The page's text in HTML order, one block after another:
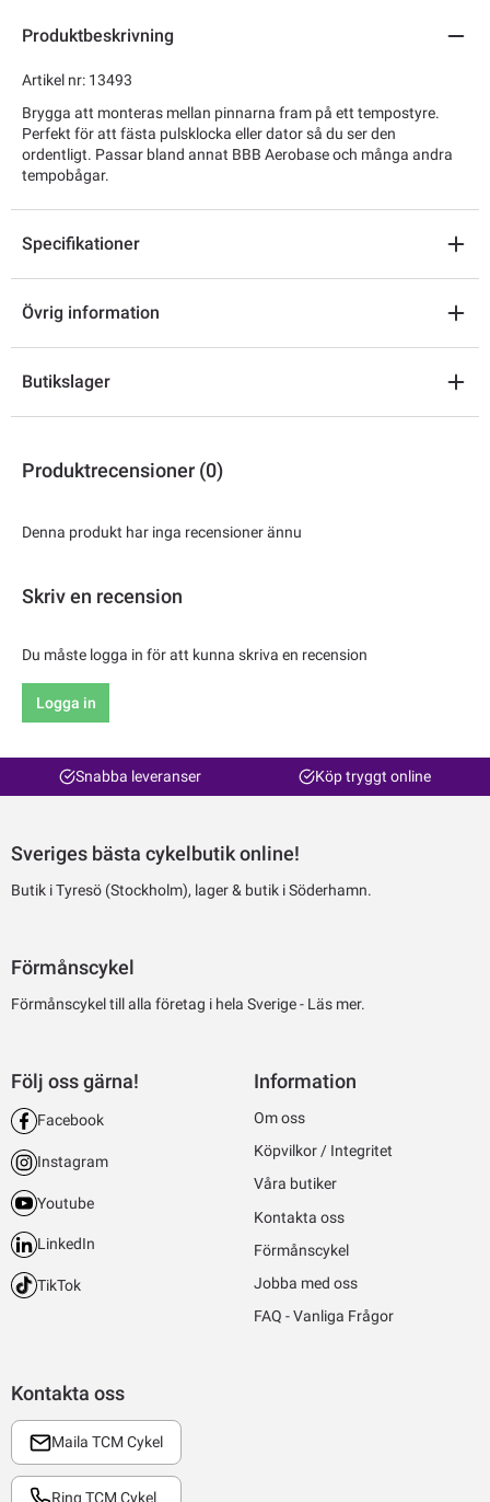
Produktbeskrivning
Artikel nr: 13493
Brygga att monteras mellan pinnarna fram på ett tempostyre.
Perfekt för att fästa pulsklocka eller dator så du ser den
ordentligt. Passar bland annat BBB Aerobase och många andra
tempobågar.
Specifikationer
Övrig information
Butikslager
Produktrecensioner (0)
Denna produkt har inga recensioner ännu
Skriv en recension
Du måste logga in för att kunna skriva en recension
Logga in
Snabba leveranser Köp tryggt online
Sveriges bästa cykelbutik online!
Butik i Tyresö (Stockholm), lager & butik i Söderhamn.
Förmånscykel
Förmånscykel till alla företag i hela Sverige - Läs mer.
Kontakta oss
Maila TCM Cykel
Ring TCM Cykel
Följ oss gärna!
Facebook
Instagram
Youtube
LinkedIn
TikTok
Information
Om oss
Köpvilkor / Integritet
Våra butiker
Kontakta oss
Förmånscykel
Jobba med oss
FAQ - Vanliga Frågor